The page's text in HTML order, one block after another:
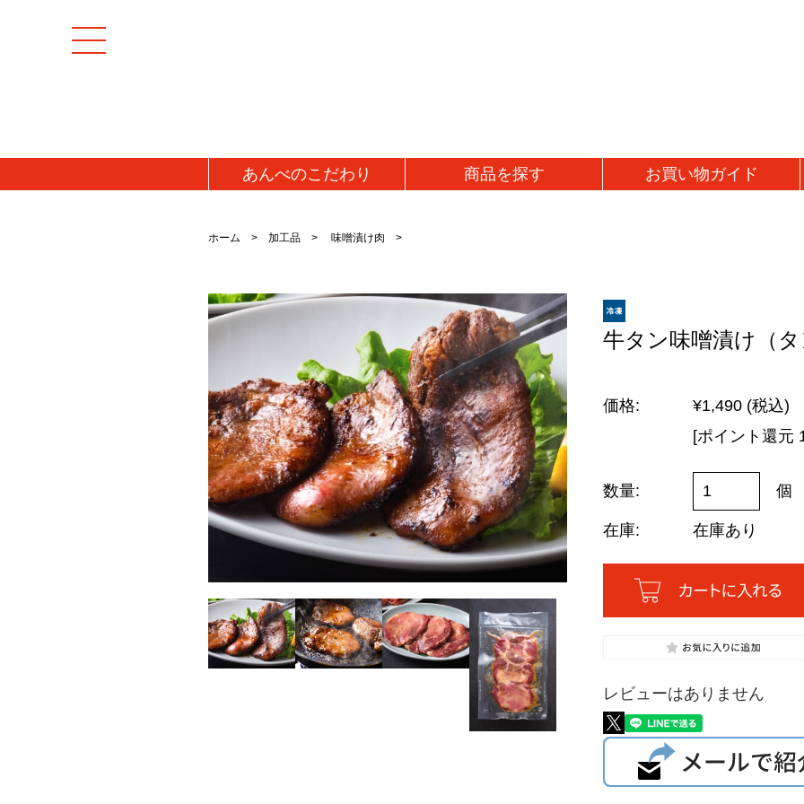
あんべのこだわり 商品を探す
仔羊(ラム)肉
ラムカタロース肉
ラム特選ロース肉
ラムチョップ
ラムスペアリブ
ラムテンダーロイン
ラムTボーンステーキ
成羊(マトン)肉
牛タン
豚肉
豚ホルモン
味噌漬け肉
タレ漬け熟成肉
ラムウインナー
ラム餃子
ラムハンバーグ
やみつきおやつ豆
ジンギスカン丼の具
アロスティチーニ
手前味噌だれジンギスカン
セット商品
ジンギスカン
火鍋
地ビール
スパイス・調味料
デリ・スイーツ
チーズケーキ
チーズタルト
チョコレート
遠野ズモナビール
お買い物ガイド
ホーム 加工品 味噌漬け肉
牛タン味噌漬け（
価格: ¥1,490 (税込)
[ポイント還元
数量: 個
在庫: 在庫あり
レビューはありません